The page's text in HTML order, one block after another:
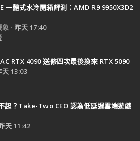
一體式水冷開箱評測：AMD R9 9950X3D2
昨天 17:40
RTX 4090 送修四次最後換來 RTX 5090
天 13:03
起？Take-Two CEO 認為低延遲雲端遊戲
天 11:42